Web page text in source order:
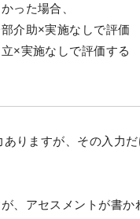
った場合、
介助×実施なしで評価
×実施なしで評価する
りますが、その入力だ
、アセスメントが書か